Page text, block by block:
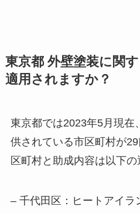
東京都 外壁塗装に関
適用されますか？
東京都では2023年5月現在
供されている市区町村が
区町村と助成内容は以下の
– 千代田区：ヒートアイラ